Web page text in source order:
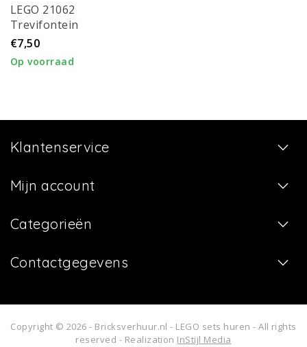
LEGO 21062
Trevifontein
€7,50
Op voorraad
Klantenservice
Mijn account
Categorieën
Contactgegevens
Copyright © 2026 - Bricksverhuur.nl - LEGO sets huren - All rights
reserved - Realization InStijl Media